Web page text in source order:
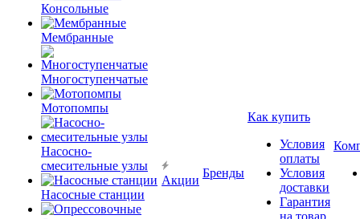
Консольные
Мембранные
Многоступенчатые
Мотопомпы
Насосно-
смесительные узлы
Насосные станции
Акции
Бренды
Как купить
Условия
оплаты
Условия
доставки
Гарантия
на товар